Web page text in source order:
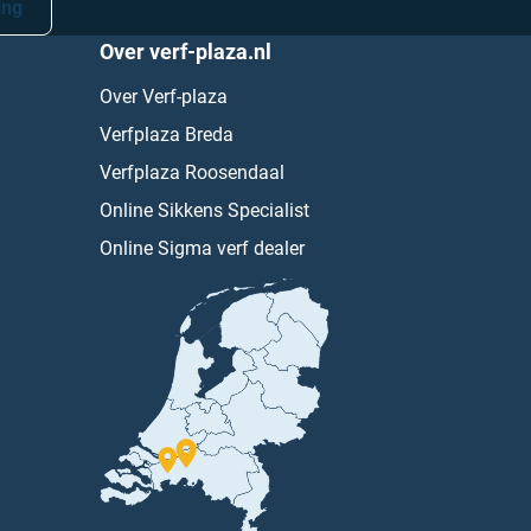
Over verf-plaza.nl
Over Verf-plaza
Verfplaza Breda
Verfplaza Roosendaal
Online Sikkens Specialist
Online Sigma verf dealer